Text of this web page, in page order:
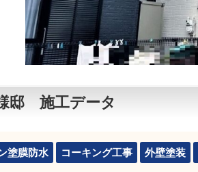
邸 施工データ
塗膜防水 コーキング工事 外壁塗装